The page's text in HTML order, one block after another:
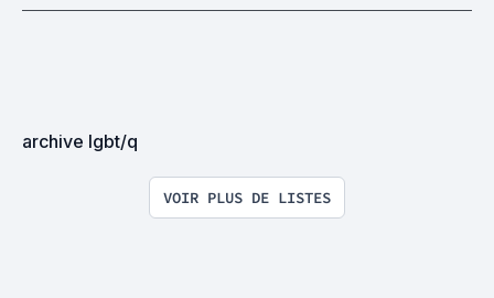
archive lgbt/q
VOIR PLUS DE LISTES